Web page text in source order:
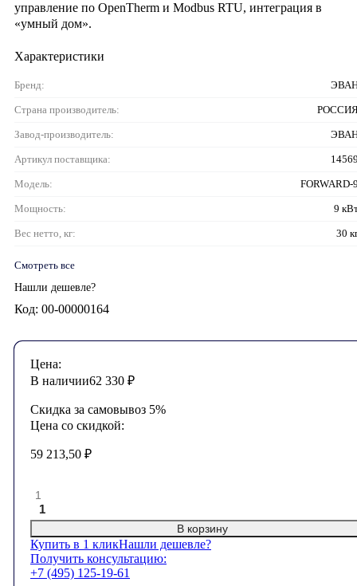
управление по OpenTherm и Modbus RTU, интеграция в
«умный дом».
Характеристики
Бренд:
Страна производитель:
Завод-производитель:
Артикул поставщика:
Модель: FORWARD-
Мощность: 9
Вес нетто, кг: 30
Смотреть все
Нашли дешевле?
Код: 00-00000164
Цена:
В наличии62 330 ₽
Скидка за самовывоз 5%
Цена со скидкой:
59 213,50 ₽
1
В корзину
Купить в 1 кликНашли дешевле?
Получить консультацию:
+7 (495) 125-19-61